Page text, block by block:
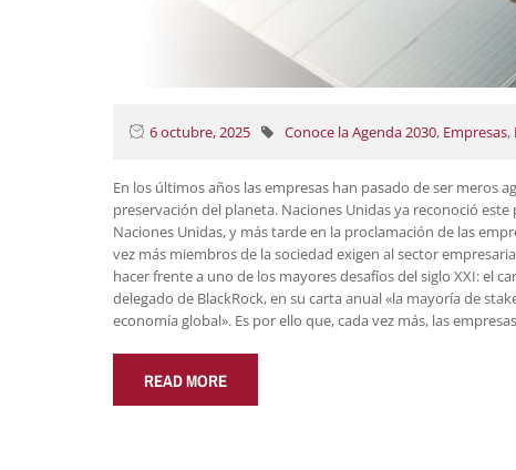
6 octubre, 2025 Conoce la Agenda 2030, Empresas,
En los últimos años las empresas han pasado de ser meros
preservación del planeta. Naciones Unidas ya reconoció
Naciones Unidas, y más tarde en la proclamación de las
vez más miembros de la sociedad exigen al sector
hacer frente a uno de los mayores desafíos del siglo XXI: el
delegado de BlackRock, en su carta anual «la mayoría de
economía global». Es por ello que, cada vez más, las
READ MORE